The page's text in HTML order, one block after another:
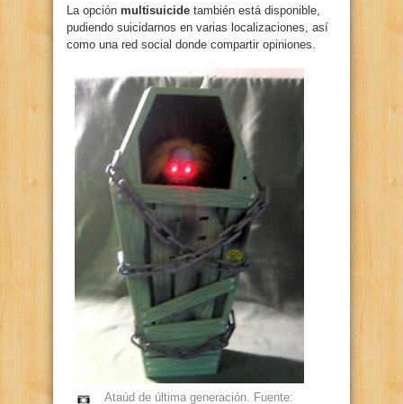
La opción multisuicide también está disponible,
pudiendo suicidarnos en varias localizaciones, así
como una red social donde compartir opiniones.
Ataúd de última generación. Fuente: